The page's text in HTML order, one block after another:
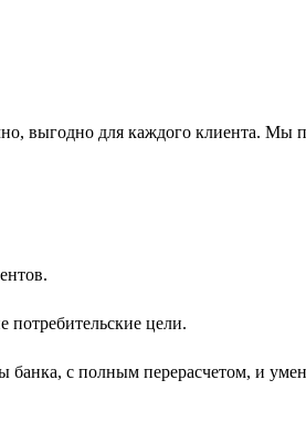
выгодно для каждого клиента. Мы
потребительские цели.
с полным перерасчетом, и